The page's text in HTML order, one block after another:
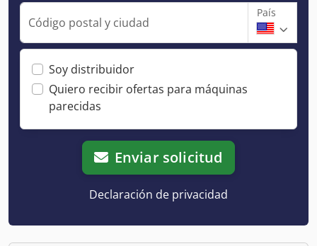
Código postal y ciudad
País
Soy distribuidor
Quiero recibir ofertas para máquinas
parecidas
Enviar solicitud
Declaración de privacidad